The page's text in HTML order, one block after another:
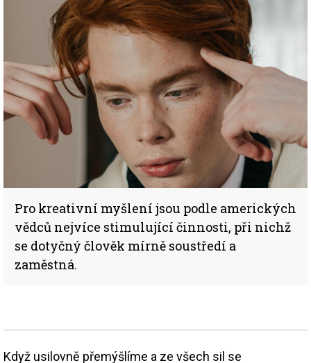
Pro kreativní myšlení jsou podle amerických
vědců nejvíce stimulující činnosti, při nichž
se dotyčný člověk mírně soustředí a
zaměstná.
Když usilovně přemýšlíme a ze všech sil se